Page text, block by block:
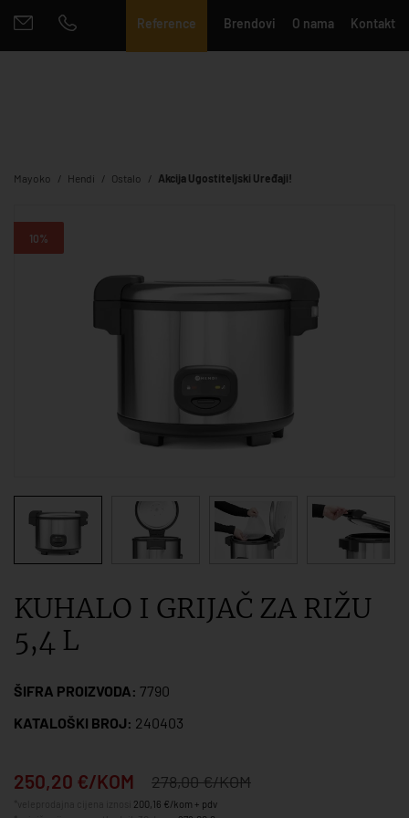
Reference Brendovi O nama Kontakt
Mayoko Hendi Ostalo Akcija Ugostiteljski Uređaji!
10%
KUHALO I GRIJAČ ZA RIŽU
5,4 L
ŠIFRA PROIZVODA: 7790
KATALOŠKI BROJ: 240403
250,20 €/KOM 278,00 €/KOM
200,16 €/kom + pdv